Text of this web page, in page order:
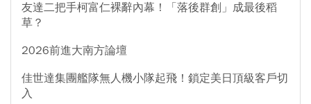
友達二把手柯富仁裸辭內幕！「落後群創」成最後稻
草？
2026前進大南方論壇
佳世達集團艦隊無人機小隊起飛！鎖定美日頂級客戶切
入